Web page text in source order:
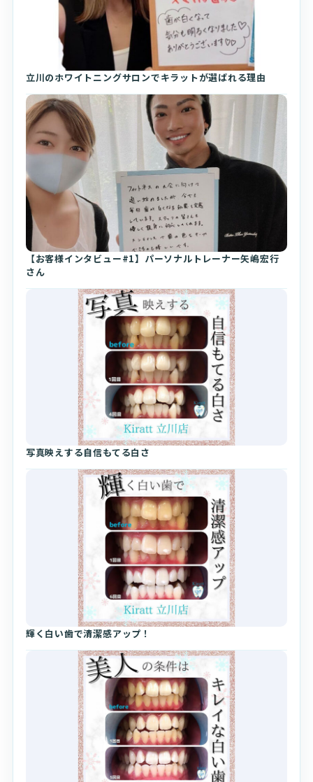
立川のホワイトニングサロンでキラットが選ばれる理由
【お客様インタビュー#1】パーソナルトレーナー矢嶋宏行
さん
写真映えする自信もてる白さ
輝く白い歯で清潔感アップ！